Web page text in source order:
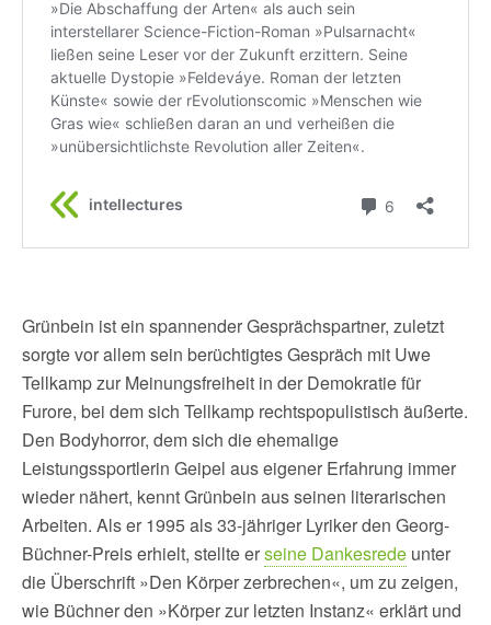
Grünbein ist ein spannender Gesprächspartner, zuletzt
sorgte vor allem sein berüchtigtes Gespräch mit Uwe
Tellkamp zur Meinungsfreiheit in der Demokratie für
Furore, bei dem sich Tellkamp rechtspopulistisch äußerte.
Den Bodyhorror, dem sich die ehemalige
Leistungssportlerin Geipel aus eigener Erfahrung immer
wieder nähert, kennt Grünbein aus seinen literarischen
Arbeiten. Als er 1995 als 33-jähriger Lyriker den Georg-
Büchner-Preis erhielt, stellte erseine Dankesrede unter
die Überschrift »Den Körper zerbrechen«, um zu zeigen,
wie Büchner den »Körper zur letzten Instanz« erklärt und